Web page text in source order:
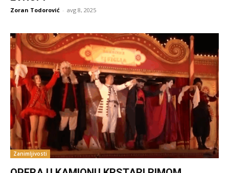
Zoran Todorović - avg 8, 2025
Zanimljivosti